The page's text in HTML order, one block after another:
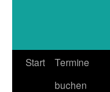
Zum
Start
Termine
buchen